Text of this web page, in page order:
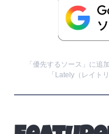
「優先するソース」に追
「Lately（レイト